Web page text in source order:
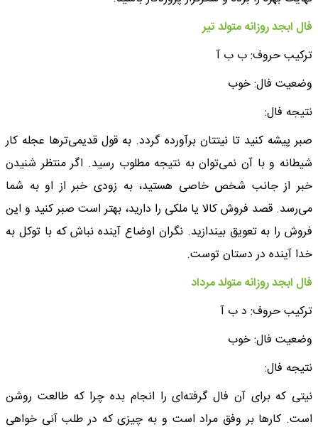
فال ابجد روزانه متولد تیر
ترکیب حروف: ب ب آ
وضعیت فال: خوب
نتیجه فال:
صبر پیشه کنید تا نیتتان برآورده گردد. به قول قدیمی‌ترها عجله کار
شیطانه و با آن نمی‌توان به نتیجه مطلوب رسید. اگر منتظر شنیدن
خبر از جانب شخص خاصی هستید، به زودی خبر از او به شما
می‌رسد. قصد فروش کالا یا ملکی را دارید، بهتر است صبر کنید و این
فروش را به تعویق بیندازید. نگران اوضاع آینده نباش که با توکل به
خدا آینده در دستان توست.
فال ابجد روزانه متولد مرداد
ترکیب حروف: د ب آ
وضعیت فال: خوب
نتیجه فال:
نیتی که برای آن فال گرفته‌ای را انجام بده چرا که طالعت روشن
است. کارها بر وفق مراد است و به چیزی که در طلب آنی خواهی